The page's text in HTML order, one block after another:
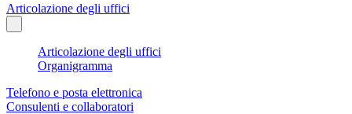
Articolazione degli uffici
Articolazione degli uffici
Organigramma
Telefono e posta elettronica
Consulenti e collaboratori